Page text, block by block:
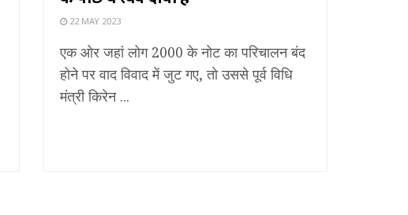
22 MAY 2023
एक ओर जहां लोग 2000 के नोट का परिचालन बंद
होने पर वाद विवाद में जुट गए, तो उससे पूर्व विधि
मंत्री किरेन ...